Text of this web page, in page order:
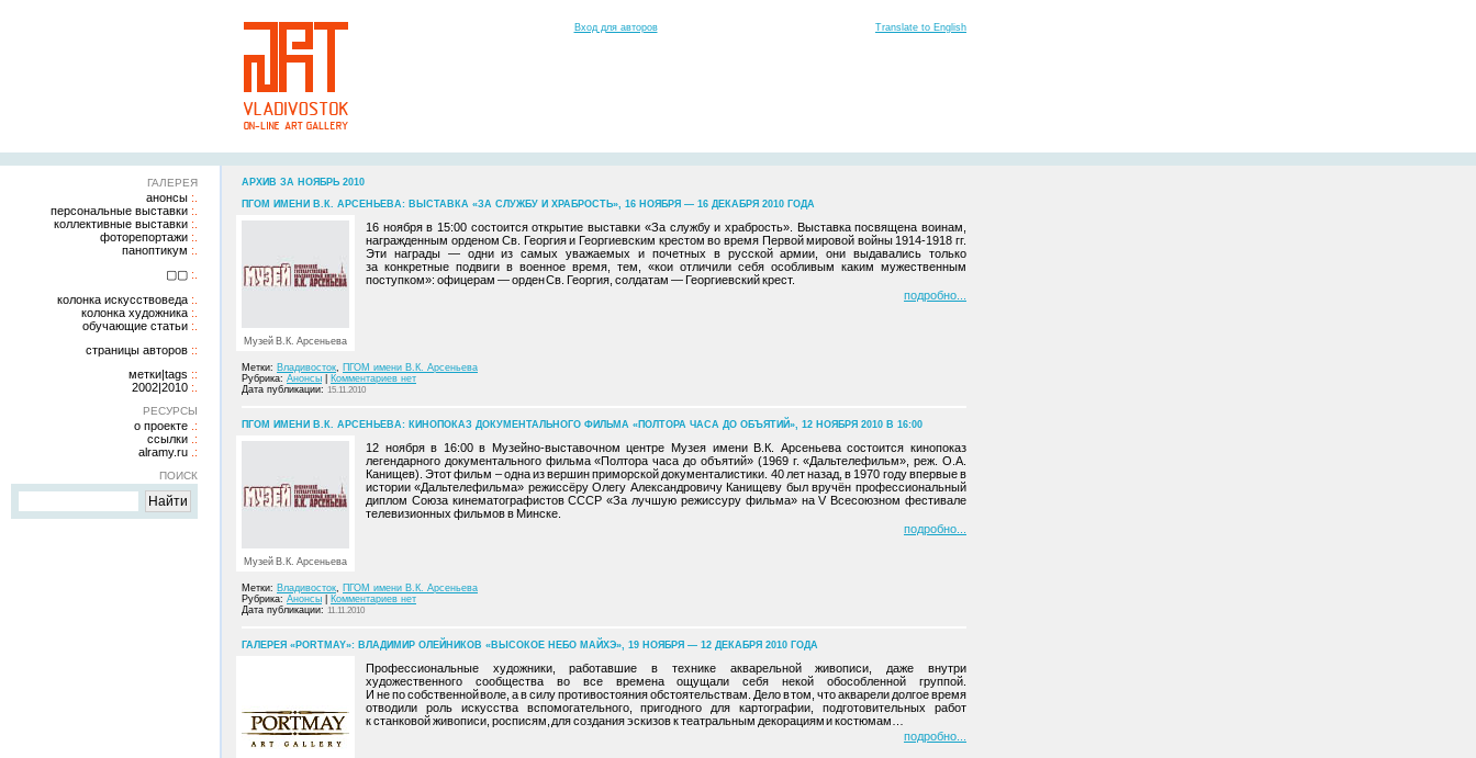
Вход для авторов Translate to English
ГАЛЕРЕЯ
анонсы
персональные выставки
коллективные выставки
фоторепортажи
паноптикум
▢▢
колонка искусствоведа
колонка художника
обучающие статьи
страницы авторов
метки|tags
2002|2010
РЕСУРСЫ
о проекте
ссылки
alramy.ru
ПОИСК
АРХИВ ЗА НОЯБРЬ 2010
ПГОМ ИМЕНИ В.К. АРСЕНЬЕВА: ВЫСТАВКА «ЗА СЛУЖБУ И ХРАБРОСТЬ», 16 НОЯБРЯ — 16 ДЕКАБРЯ 2010 ГОДА
Музей В.К. Арсеньева
16 ноября в 15:00 состоится открытие выставки «За службу и храбрость». Выставка посвящена воинам,
награжденным орденом Св. Георгия и Георгиевским крестом во время Первой мировой войны 1914-1918 гг.
Эти награды — одни из самых уважаемых и почетных в русской армии, они выдавались только
за конкретные подвиги в военное время, тем, «кои отличили себя особливым каким мужественным
поступком»: офицерам — орден Св. Георгия, солдатам — Георгиевский крест.
подробно
Метки: Владивосток, ПГОМ имени В.К. Арсеньева
Рубрика: Анонсы
Комментариев нет
Дата публикации: 15.11.2010
ПГОМ ИМЕНИ В.К. АРСЕНЬЕВА: КИНОПОКАЗ ДОКУМЕНТАЛЬНОГО ФИЛЬМА «ПОЛТОРА ЧАСА ДО ОБЪЯТИЙ», 12 НОЯБРЯ 2010 В 16:00
Музей В.К. Арсеньева
12 ноября в 16:00 в Музейно-выставочном центре Музея имени В.К. Арсеньева состоится кинопоказ
легендарного документального фильма «Полтора часа до объятий» (1969 г. «Дальтелефильм», реж. О.А.
Канищев). Этот фильм – одна из вершин приморской документалистики. 40 лет назад, в 1970 году впервые в
истории «Дальтелефильма» режиссёру Олегу Александровичу Канищеву был вручён профессиональный
диплом Союза кинематографистов СССР «За лучшую режиссуру фильма» на V Всесоюзном фестивале
телевизионных фильмов в Минске.
подробно
Метки: Владивосток, ПГОМ имени В.К. Арсеньева
Рубрика: Анонсы
Комментариев нет
Дата публикации: 11.11.2010
ГАЛЕРЕЯ «PORTMAY»: ВЛАДИМИР ОЛЕЙНИКОВ «ВЫСОКОЕ НЕБО МАЙХЭ», 19 НОЯБРЯ — 12 ДЕКАБРЯ 2010 ГОДА
Профессиональные художники, работавшие в технике акварельной живописи, даже внутри
художественного сообщества во все времена ощущали себя некой обособленной группой.
И не по собственной воле, а в силу противостояния обстоятельствам. Дело в том, что акварели долгое время
отводили роль искусства вспомогательного, пригодного для картографии, подготовительных работ
к станковой живописи, росписям, для создания эскизов к театральным декорациям и костюмам…
подробно